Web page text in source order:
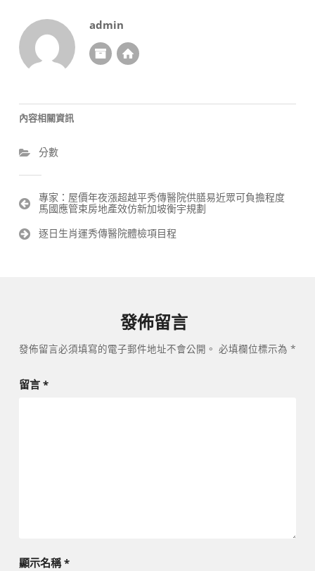
admin
內容相關資訊
分數
文
章
導
覽
專家：屋價年夜漲超越平秀傳醫院供膳易近眾可負擔程度
馬國應管束房地產效仿新加坡衡宇規劃
逐日生肖運秀傳醫院體檢項目程
發佈留言
發佈留言必須填寫的電子郵件地址不會公開。 必填欄位標示為 *
留言 *
顯示名稱*